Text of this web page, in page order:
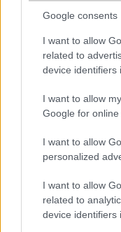
Google consents
I want to allow
related to
device identifiers
I want to allow
Google for
I want to allow
personalized
I want to allow
related to
device identifiers
Vki árulja el, hogy ez a
Meg asszem kártyásan
2007-11-6 1:06:41 PM
tolható rá, csak
valaki. mert ettõl függ,
balu00